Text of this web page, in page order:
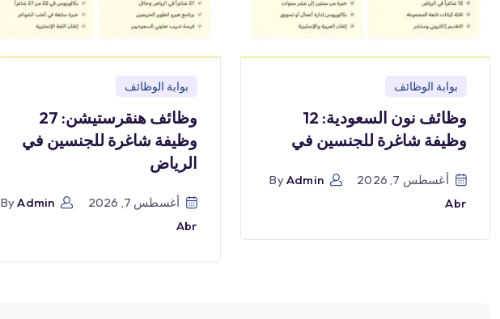
بوابة الوظائف
وظائف نون السعودية: 12
وظيفة شاغرة للجنسين في
أغسطس 7, 2026 ByAdmin
Abr
بوابة الوظائف
وظائف هنقرستيشن: 27
وظيفة شاغرة للجنسين في
الرياض
أغسطس 7, 2026 ByAdmin
Abr